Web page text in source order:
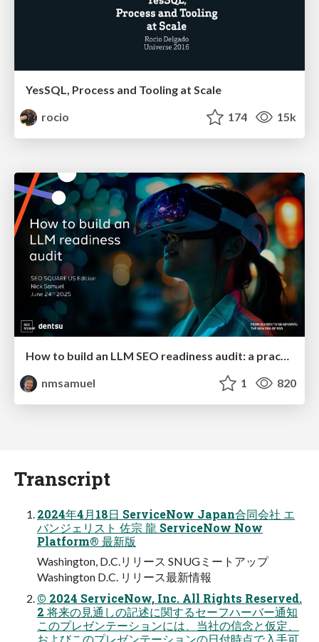
YesSQL, Process and Tooling at Scale
rocio
174 15k
nmsamuel
1 820
Transcript
2024年4⽉18⽇ ServiceNow Japan合同会社 エ
バンジェリスト 佐宗 ⿓ ServiceNow Now
Platform® 最新版
Washington, D.C.リリース SNUGミートアップ
Washington D.C. リリース最新情報
© 2024 ServiceNow, Inc. All Rights Reserved.
2 将来の⾒通しの記述に関するセーフハーバー通知
このプレゼンテーションには、当社の信念と仮定、
およびこのプレゼンテーションの⽇付時点で⼊⼿可